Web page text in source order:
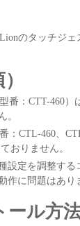
のタッチジ
型番：CTT-460
。
番：CTL-460、
おりません。
設定を調整す
作に問題はあり
ール方法